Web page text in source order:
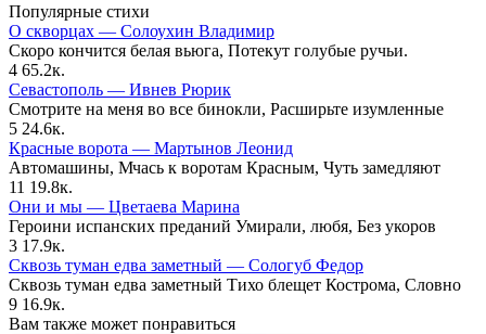
Популярные стихи
О скворцах — Солоухин Владимир
Скоро кончится белая вьюга, Потекут голубые ручьи.
4 65.2к.
Севастополь — Ивнев Рюрик
Смотрите на меня во все бинокли, Расширьте изумленные
5 24.6к.
Красные ворота — Мартынов Леонид
Автомашины, Мчась к воротам Красным, Чуть замедляют
11 19.8к.
Они и мы — Цветаева Марина
Героини испанских преданий Умирали, любя, Без укоров
3 17.9к.
Сквозь туман едва заметный — Сологуб Федор
Сквозь туман едва заметный Тихо блещет Кострома, Словно
9 16.9к.
Вам также может понравиться